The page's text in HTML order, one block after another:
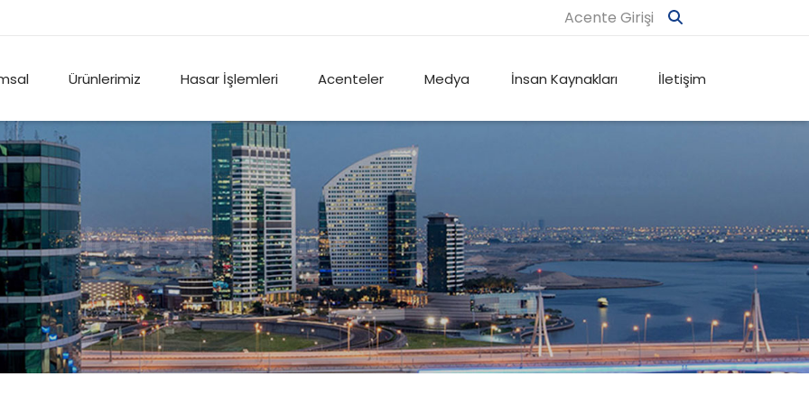
Acente Girişi
Ürünlerimiz Hasar İşlemleri Acenteler Medya İnsan Kaynakları İletişim
Diğer Sigortalar